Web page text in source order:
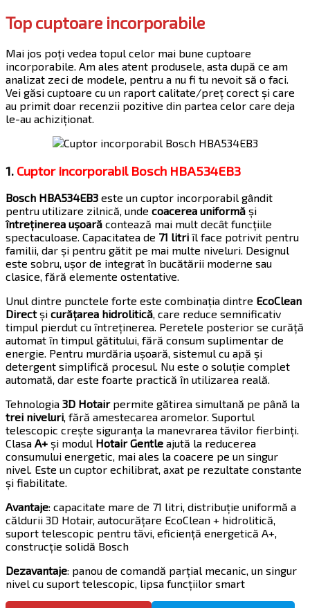
Top cuptoare incorporabile
Mai jos poți vedea topul celor mai bune cuptoare
incorporabile. Am ales atent produsele, asta după ce am
analizat zeci de modele, pentru a nu fi tu nevoit să o faci.
Vei găsi cuptoare cu un raport calitate/preț corect și care
au primit doar recenzii pozitive din partea celor care deja
le-au achiziționat.
1. Cuptor incorporabil Bosch HBA534EB3
Bosch HBA534EB3 este un cuptor incorporabil gândit
pentru utilizare zilnică, unde coacerea uniformă și
întreținerea ușoară contează mai mult decât funcțiile
spectaculoase. Capacitatea de 71 litri îl face potrivit pentru
familii, dar și pentru gătit pe mai multe niveluri. Designul
este sobru, ușor de integrat în bucătării moderne sau
clasice, fără elemente ostentative.
Unul dintre punctele forte este combinația dintre EcoClean
Directși curățarea hidrolitică, care reduce semnificativ
timpul pierdut cu întreținerea. Peretele posterior se curăță
automat în timpul gătitului, fără consum suplimentar de
energie. Pentru murdăria ușoară, sistemul cu apă și
detergent simplifică procesul. Nu este o soluție complet
automată, dar este foarte practică în utilizarea reală.
Tehnologia 3D Hotairpermite gătirea simultană pe până la
trei niveluri, fără amestecarea aromelor. Suportul
telescopic crește siguranța la manevrarea tăvilor fierbinți.
Clasa A+ și modul Hotair Gentle ajută la reducerea
consumului energetic, mai ales la coacere pe un singur
nivel. Este un cuptor echilibrat, axat pe rezultate constante
și fiabilitate.
Avantaje: capacitate mare de 71 litri, distribuție uniformă a
căldurii 3D Hotair, autocurățare EcoClean + hidrolitică,
suport telescopic pentru tăvi, eficiență energetică A+,
construcție solidă Bosch
Dezavantaje: panou de comandă parțial mecanic, un singur
nivel cu suport telescopic, lipsa funcțiilor smart